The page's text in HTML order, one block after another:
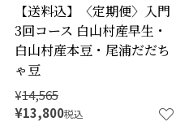
【送料込】〈定期便〉入門
3回コース 白山村産早生・
白山村産本豆・尾浦だだち
ゃ豆
¥14,565
¥13,800税込